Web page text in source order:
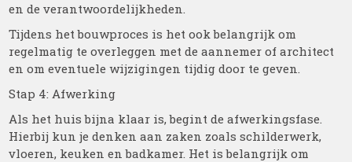
en de verantwoordelijkheden.
Tijdens het bouwproces is het ook belangrijk om
regelmatig te overleggen met de aannemer of architect
en om eventuele wijzigingen tijdig door te geven.
Stap 4: Afwerking
Als het huis bijna klaar is, begint de afwerkingsfase.
Hierbij kun je denken aan zaken zoals schilderwerk,
vloeren, keuken en badkamer. Het is belangrijk om